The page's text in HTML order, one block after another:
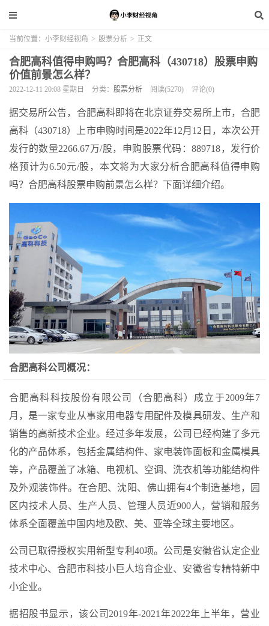
当前位置： 小李财经视角 > 股票分析 > 正文
合肥高科值得申购吗？合肥高科（430718）股票申购
价值前景怎么样？
2022-12-11 20:08 星期日 分类： 股票分析 阅读(5270) 评论(0)
据交易所公告，合肥高科即将在北京证券交易所上市，合肥
高科（430718）上市申购时间是2022年12月12日，本次公开
发行的数量2266.67万/股，申购股票代码：889718，发行价
格预计为6.50元/股，本文将为大家分析合肥高科值得申购
吗？合肥高科股票申购前景怎么样？下面详细介绍。
合肥高科公司概况：
合肥高科科技股份有限公司（合肥高科）成立于2009年7
月，是一家专业从事家用电器专用配件及模具研发、生产和
销售的高新技术企业。经过多年发展，公司已经构建了多元
化的产品体系，包括金属结构件、家电装饰面板和金属模具
等，产品覆盖了冰箱、电视机、空调、洗衣机等功能结构件
及外观装饰件。在合肥、沈阳、佛山拥有4个制造基地，园
区内技术人员、生产人员、管理人员近900人，营销和服务
体系全面覆盖中国内地及欧、美、亚等全球主要地区。
公司已取得授权实用新型专利40项。公司是安徽省认定企业
技术中心、合肥市科技小巨人培育企业、安徽省专精特新中
小企业。
据招股书显示，该公司2019年-2021年2022年上半年，营业